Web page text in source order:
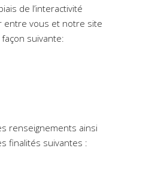
de l’interactivité
entre vous et notre site
suivante:
renseignements ainsi
finalités suivantes :